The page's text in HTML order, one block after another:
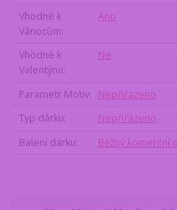
Vhodné k
Vánocům
Ano
Vhodné k
Valentýnu
Ne
Parametr Motiv
Nepřiřazeno
Typ dárku
Nepřiřazeno
Balení dárku
Běžný komerční